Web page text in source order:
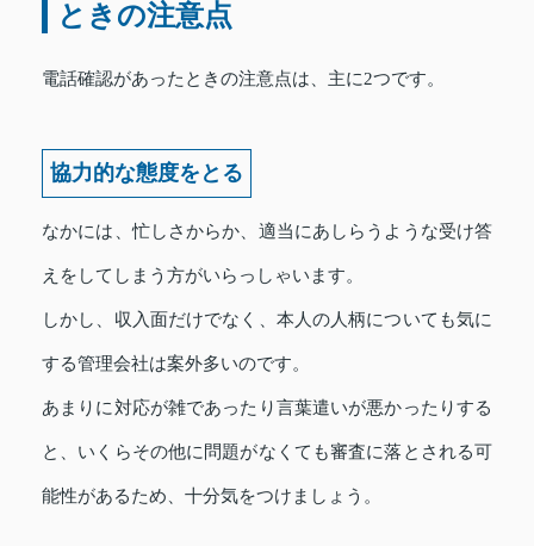
ときの注意点
電話確認があったときの注意点は、主に2つです。
協力的な態度をとる
なかには、忙しさからか、適当にあしらうような受け答
えをしてしまう方がいらっしゃいます。
しかし、収入面だけでなく、本人の人柄についても気に
する管理会社は案外多いのです。
あまりに対応が雑であったり言葉遣いが悪かったりする
と、いくらその他に問題がなくても審査に落とされる可
能性があるため、十分気をつけましょう。